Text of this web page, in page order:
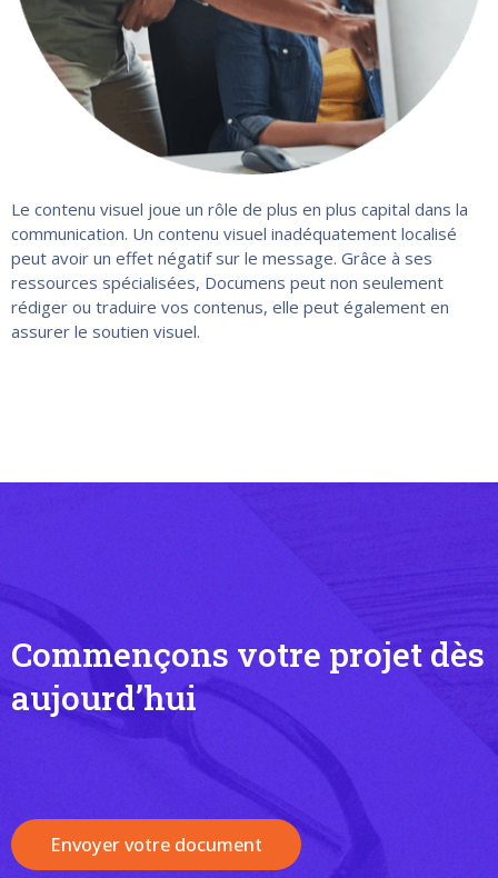
Le contenu visuel joue un rôle de plus en plus capital dans la
communication. Un contenu visuel inadéquatement localisé
peut avoir un effet négatif sur le message. Grâce à ses
ressources spécialisées, Documens peut non seulement
rédiger ou traduire vos contenus, elle peut également en
assurer le soutien visuel.
Commençons votre projet dès
aujourd’hui
Envoyer votre document